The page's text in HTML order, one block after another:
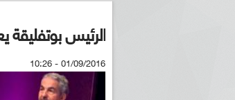
الرئيس بوتفليقة
01/09/2016 - 10:26